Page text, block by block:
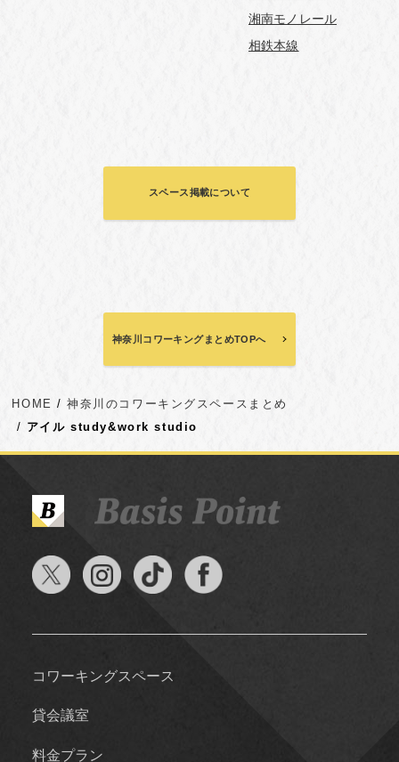
湘南モノレール
相鉄本線
スペース掲載について
神奈川コワーキングまとめTOPへ
HOME
神奈川のコワーキングスペースまとめ
アイル study&work studio
コワーキングスペース
貸会議室
料金プラン